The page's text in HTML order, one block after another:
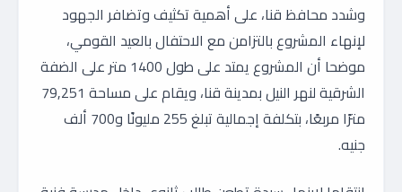
وشدد محافظ قنا، على أهمية تكثيف وتضافر الجهود
لإنهاء المشروع بالتزامن مع الاحتفال بالعيد القومي،
موضحا أن المشروع يمتد على طول 1400 متر على الضفة
الشرقية لنهر النيل بمدينة قنا، ويقام على مساحة 79,251
مترًا مربعًا، بتكلفة إجمالية تبلغ 255 مليونًا و700 ألف
جنيه.